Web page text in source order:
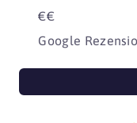
€€
Google